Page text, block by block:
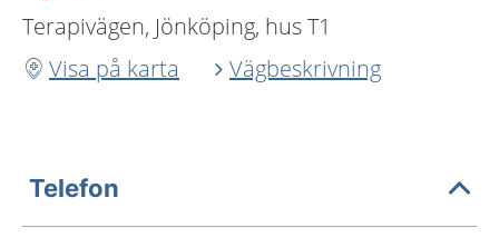
Terapivägen, Jönköping, hus T1
Visa på karta
Vägbeskrivning
Telefon